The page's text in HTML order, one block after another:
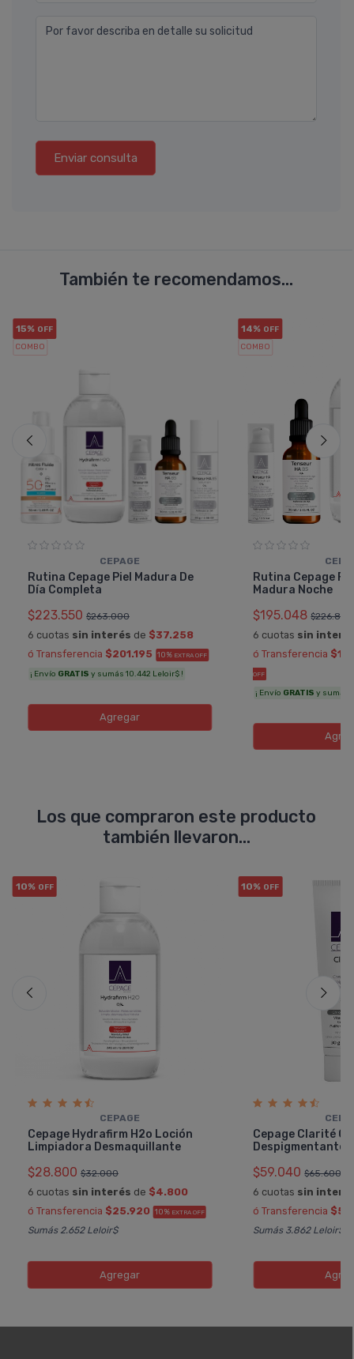
Por favor describa en detalle su solicitud
Enviar consulta
También te recomendamos...
15% OFF
COMBO
CEPAGE
Rutina Cepage Piel Madura De
Día Completa
$223.550 $263.000
6 cuotas sin interés de $37.258
ó Transferencia $201.195 10% EXTRA OFF
¡ Envío GRATIS y sumás 10.442 Leloir$ !
Agregar
14% OFF
COMBO
Rutina Cepage
Madura Noche
$195.048 $226.800
6 cuotas sin
ó Transferencia
OFF
¡ Envío GRATIS y sumás
Los que compraron este producto
también llevaron...
10% OFF
CEPAGE
Cepage Hydrafirm H2o Loción
Limpiadora Desmaquillante
$28.800 $32.000
6 cuotas sin interés de $4.800
ó Transferencia $25.920 10% EXTRA OFF
Sumás 2.652 Leloir$
Agregar
10% OFF
Cepage Clarité
Despigmentante
$59.040 $65.600
6 cuotas sin
ó Transferencia
Sumás 3.862 Leloir$